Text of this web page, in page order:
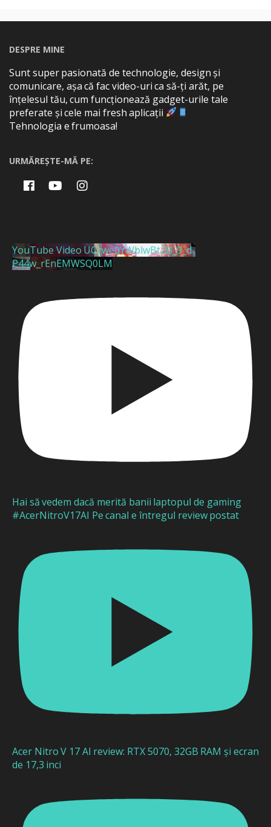
DESPRE MINE
Sunt super pasionată de technologie, design și
comunicare, așa că fac video-uri ca să-ți arăt, pe
înțelesul tău, cum funcționează gadget-urile tale
preferate și cele mai fresh aplicații
Tehnologia e frumoasa!
URMĂREȘTE-MĂ PE:
YouTube Video UCzwe0YWblwBt2B_9_d-
P44w_rEnEMWSQ0LM
Hai să vedem dacă merită banii laptopul de gaming
#AcerNitroV17AI Pe canal e întregul review postat
Acer Nitro V 17 AI review: RTX 5070, 32GB RAM și ecran
de 17,3 inci